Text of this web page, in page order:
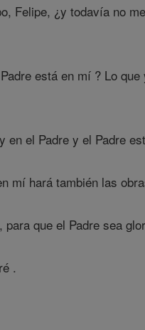
Felipe, ¿y todavía no
está en mí ? Lo
en el Padre y el Padre
mí hará también las
que el Padre sea
.